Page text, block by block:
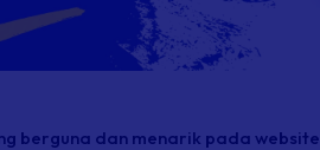
berguna dan menarik pada website